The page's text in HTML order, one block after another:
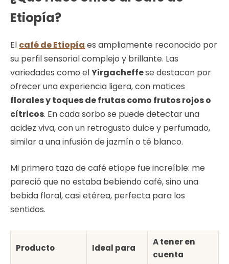
Etiopía?
El café de Etiopía es ampliamente reconocido por
su perfil sensorial complejo y brillante. Las
variedades como elYirgacheffese destacan por
ofrecer una experiencia ligera, con matices
florales y toques de frutas como frutos rojos o
cítricos. En cada sorbo se puede detectar una
acidez viva, con un retrogusto dulce y perfumado,
similar a una infusión de jazmín o té blanco.
Mi primera taza de café etíope fue increíble: me
pareció que no estaba bebiendo café, sino una
bebida floral, casi etérea, perfecta para los
sentidos.
Producto Ideal para
A tener en
cuenta